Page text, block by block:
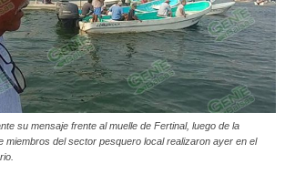
su mensaje frente al muelle de Fertinal, luego de la
miembros del sector pesquero local realizaron ayer en el